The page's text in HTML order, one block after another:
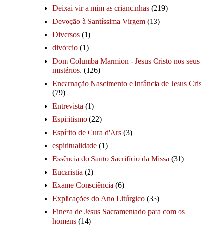
Deixai vir a mim as criancinhas (219)
Devoção à Santíssima Virgem (13)
Diversos (1)
divórcio (1)
Dom Columba Marmion - Jesus Cristo nos seus
mistérios. (126)
Encarnação Nascimento e Infância de Jesus
(79)
Entrevista (1)
Espiritismo (22)
Espírito de Cura d'Ars (3)
espiritualidade (1)
Essência do Santo Sacrifício da Missa (31)
Eucaristia (2)
Exame Consciência (6)
Explicações do Ano Litúrgico (33)
Fineza de Jesus Sacramentado para com os
homens (14)